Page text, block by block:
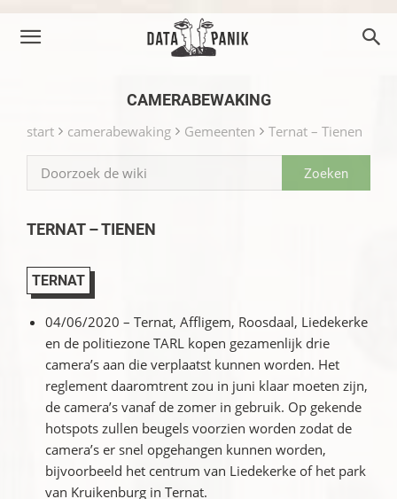
CAMERABEWAKING
start camerabewaking Gemeenten Ternat – Tienen
TERNAT – TIENEN
TERNAT
04/06/2020 – Ternat, Affligem, Roosdaal, Liedekerke
en de politiezone TARL kopen gezamenlijk drie
camera’s aan die verplaatst kunnen worden. Het
reglement daaromtrent zou in juni klaar moeten zijn,
de camera’s vanaf de zomer in gebruik. Op gekende
hotspots zullen beugels voorzien worden zodat de
camera’s er snel opgehangen kunnen worden,
bijvoorbeeld het centrum van Liedekerke of het park
van Kruikenburg in Ternat.